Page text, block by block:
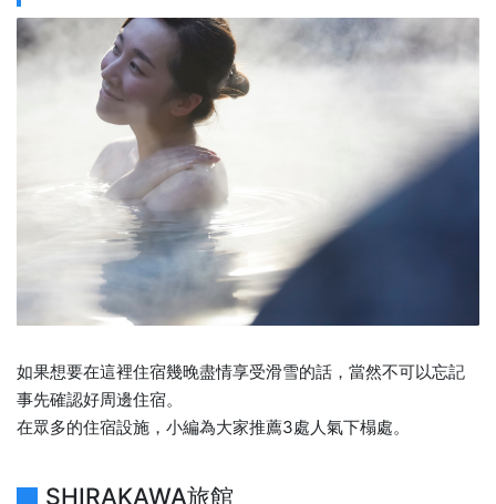
如果想要在這裡住宿幾晚盡情享受滑雪的話，當然不可以忘記
事先確認好周邊住宿。
在眾多的住宿設施，小編為大家推薦3處人氣下榻處。
SHIRAKAWA旅館